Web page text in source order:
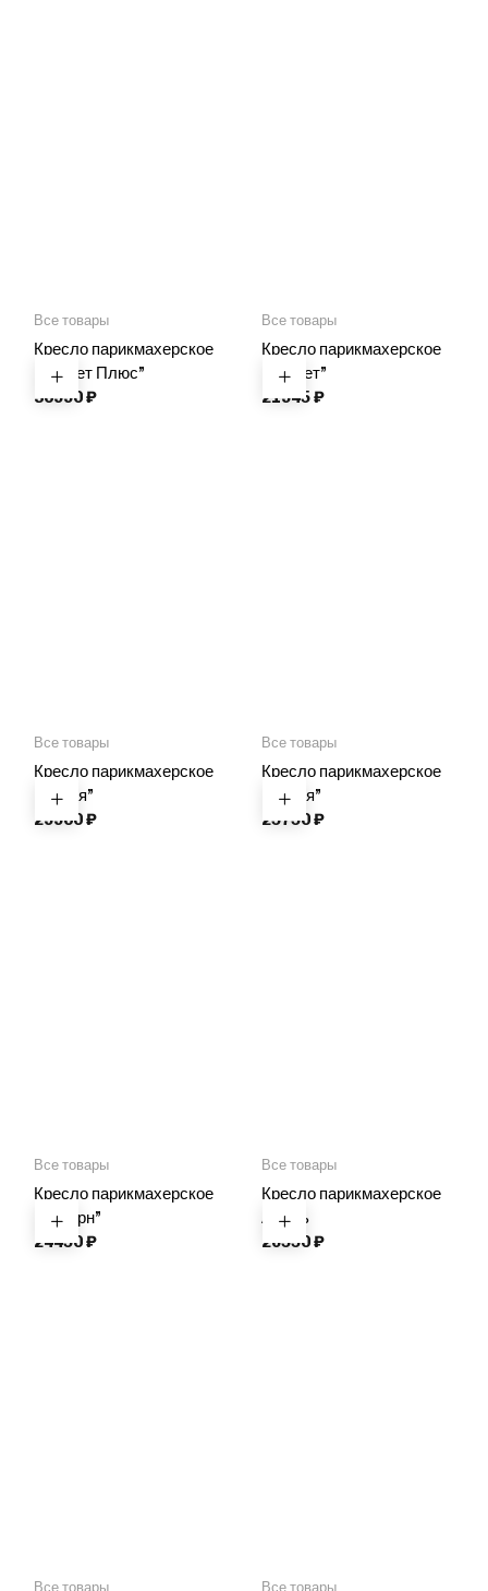
Все товары
Кресло парикмахерское
“Корнет Плюс”
30990₽
Все товары
Кресло парикмахерское
“Корнет”
21945₽
Все товары
Кресло парикмахерское
“Ладья”
29900₽
Все товары
Кресло парикмахерское
“Ладья”
25750₽
Все товары
Кресло парикмахерское
“Сатурн”
24450₽
Все товары
Кресло парикмахерское
Адель
26550₽
Все товары Все товары